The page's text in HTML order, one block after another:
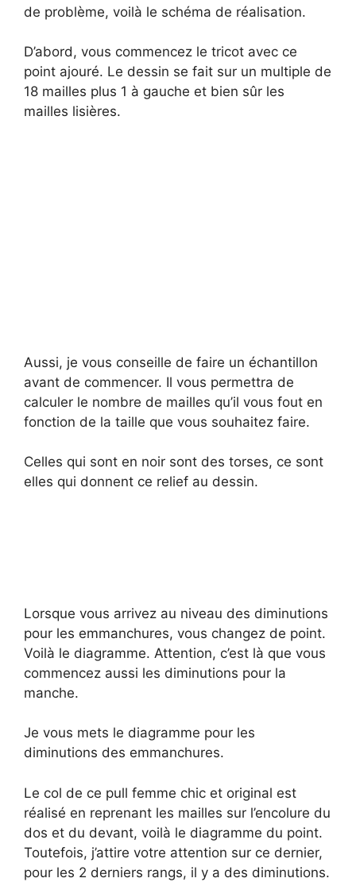
de problème, voilà le schéma de réalisation.
D’abord, vous commencez le tricot avec ce
point ajouré. Le dessin se fait sur un multiple de
18 mailles plus 1 à gauche et bien sûr les
mailles lisières.
Aussi, je vous conseille de faire un échantillon
avant de commencer. Il vous permettra de
calculer le nombre de mailles qu’il vous fout en
fonction de la taille que vous souhaitez faire.
Celles qui sont en noir sont des torses, ce sont
elles qui donnent ce relief au dessin.
Lorsque vous arrivez au niveau des diminutions
pour les emmanchures, vous changez de point.
Voilà le diagramme. Attention, c’est là que vous
commencez aussi les diminutions pour la
manche.
Je vous mets le diagramme pour les
diminutions des emmanchures.
Le col de ce pull femme chic et original est
réalisé en reprenant les mailles sur l’encolure du
dos et du devant, voilà le diagramme du point.
Toutefois, j’attire votre attention sur ce dernier,
pour les 2 derniers rangs, il y a des diminutions.